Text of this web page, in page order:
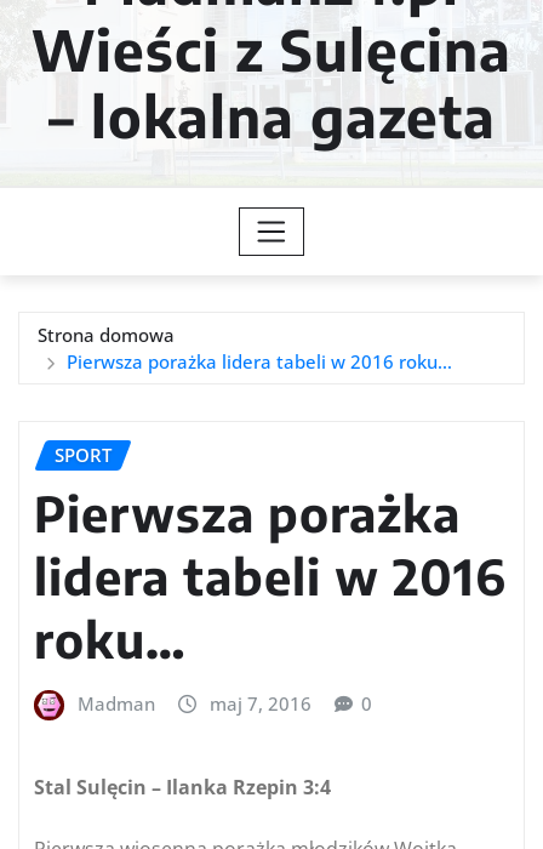
Wieści z Sulęcina
– lokalna gazeta
Strona domowa
Pierwsza porażka lidera tabeli w 2016 roku…
SPORT
Pierwsza porażka
lidera tabeli w 2016
roku…
Madman maj 7, 2016 0
Stal Sulęcin – Ilanka Rzepin 3:4